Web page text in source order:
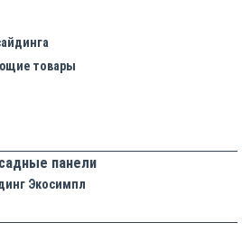
товары
панели
Экосимпл